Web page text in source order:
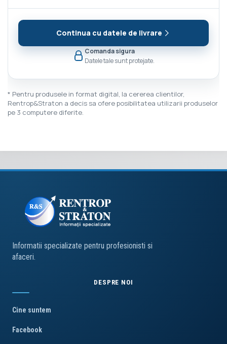
Comanda sigura
Datele tale sunt protejate.
Continua cu datele de livrare
* Pentru produsele in format digital, la cererea clientilor,
Rentrop&Straton a decis sa ofere posibilitatea utilizarii produselor
pe 3 computere diferite.
Informatii specializate pentru profesionisti si
afaceri.
DESPRE NOI
Cine suntem
Facebook